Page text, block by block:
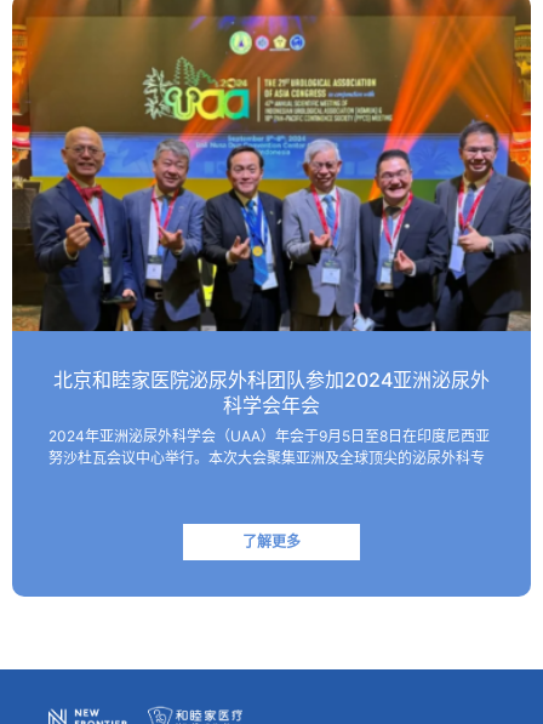
北京和睦家医院泌尿外科团队参加2024亚洲泌尿外
科学会年会
2024年亚洲泌尿外科学会（UAA）年会于9月5日至8日在印度尼西亚
努沙杜瓦会议中心举行。本次大会聚集亚洲及全球顶尖的泌尿外科专
了解更多